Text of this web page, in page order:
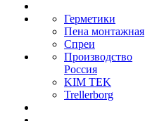
Герметики
Пена монтажная
Спреи
Производство
Россия
KIM TEK
Trellerborg